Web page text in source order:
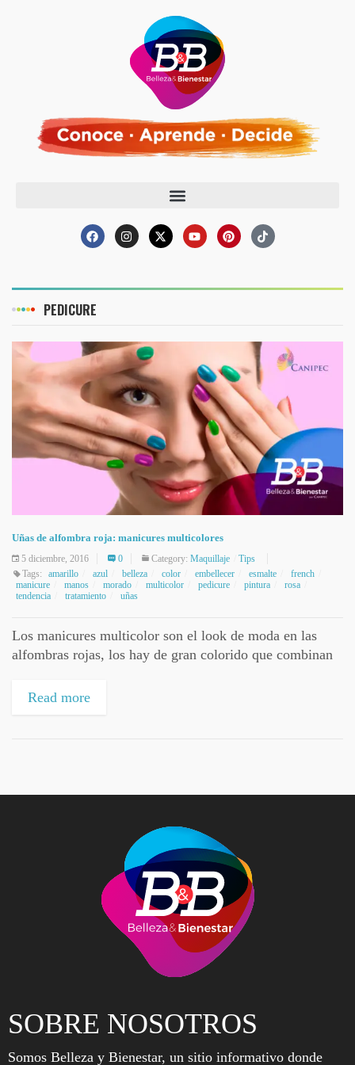
PEDICURE
Uñas de alfombra roja: manicures multicolores
5 diciembre, 2016 0 Category: Maquillaje
Tips
Tags:
amarillo azul belleza color embellecer esmalte
french
manicure
manos morado multicolor pedicure pintura
rosa
tendencia
tratamiento uñas
Los manicures multicolor son el look de moda en las
alfombras rojas, los hay de gran colorido que combinan
estilo totalmente personalizado...
Read more
SOBRE NOSOTROS
Somos Belleza y Bienestar, un sitio informativo donde